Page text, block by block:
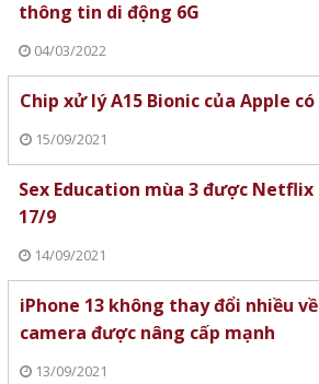
thông tin di động 6G
04/03/2022
Chip xử lý A15 Bionic của Apple
15/09/2021
Sex Education mùa 3 được Netflix
17/9
14/09/2021
iPhone 13 không thay đổi nhiều
camera được nâng cấp mạnh
13/09/2021